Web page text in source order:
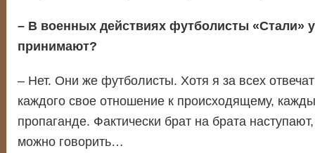
– В военных действиях футболисты «Стали»
принимают?
– Нет. Они же футболисты. Хотя я за всех
каждого свое отношение к происходящему,
пропаганде. Фактически брат на брата
можно говорить…